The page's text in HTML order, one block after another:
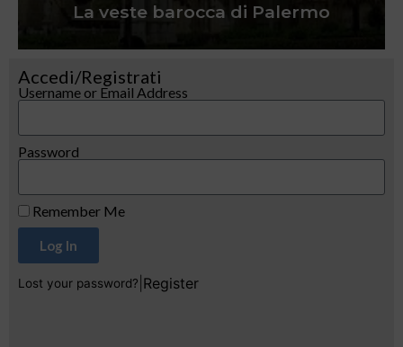
La veste barocca di Palermo
Accedi/Registrati
Username or Email Address
Password
Remember Me
Log In
Lost your password? Register